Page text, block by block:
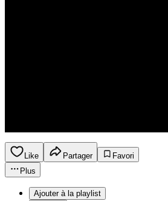
Like Partager
Favori
Plus
Ajouter à la playlist